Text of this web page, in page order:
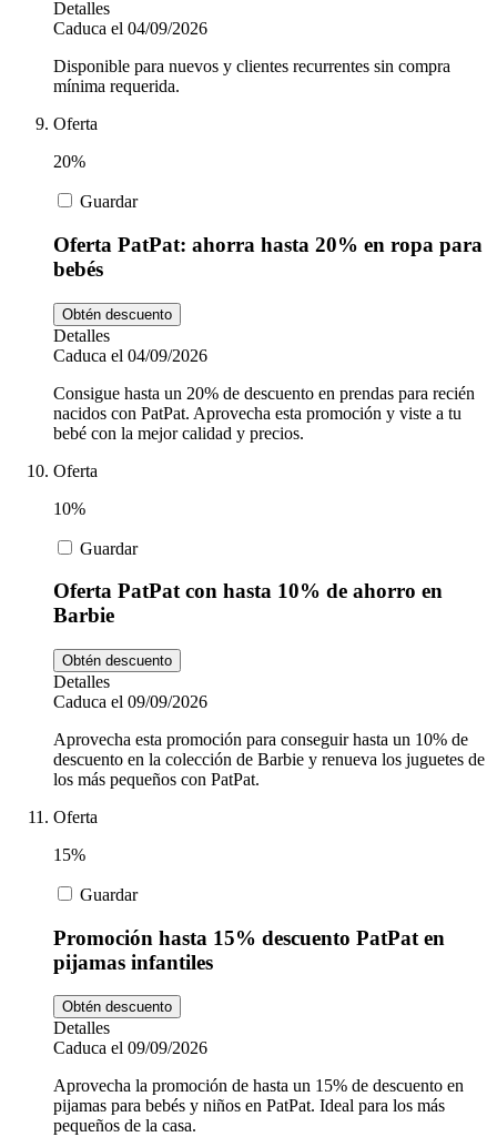
Detalles
Caduca el 04/09/2026
Disponible para nuevos y clientes recurrentes sin compra
mínima requerida.
Oferta
20%
Guardar
Oferta PatPat: ahorra hasta 20% en ropa para
bebés
Obtén descuento
Detalles
Caduca el 04/09/2026
Consigue hasta un 20% de descuento en prendas para recién
nacidos con PatPat. Aprovecha esta promoción y viste a tu
bebé con la mejor calidad y precios.
Oferta
10%
Guardar
Oferta PatPat con hasta 10% de ahorro en
Barbie
Obtén descuento
Detalles
Caduca el 09/09/2026
Aprovecha esta promoción para conseguir hasta un 10% de
descuento en la colección de Barbie y renueva los juguetes de
los más pequeños con PatPat.
Oferta
15%
Guardar
Promoción hasta 15% descuento PatPat en
pijamas infantiles
Obtén descuento
Detalles
Caduca el 09/09/2026
Aprovecha la promoción de hasta un 15% de descuento en
pijamas para bebés y niños en PatPat. Ideal para los más
pequeños de la casa.